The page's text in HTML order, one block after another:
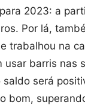
2023: a
Por lá,
trabalhou na
usar barris nas
será
bom,